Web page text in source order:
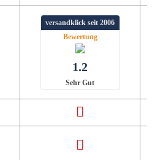
versandklick seit 2006
Bewertung
1.2
Sehr Gut